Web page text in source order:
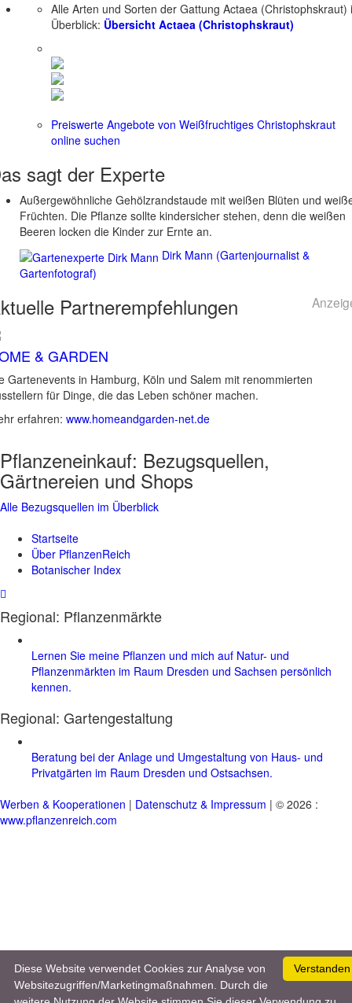
Alle Arten und Sorten der Gattung Actaea (Christophskraut)
Überblick: Übersicht Actaea (Christophskraut)
Preiswerte Angebote von Weißfruchtiges Christophskraut
online suchen
sagt der Experte
Außergewöhnliche Gehölzrandstaude mit weißen Blüten und
Früchten. Die Pflanze sollte kindersicher stehen, denn die weißen
Beeren locken die Kinder zur Ernte an.
Dirk Mann (Gartenjournalist &
Gartenfotograf)
Partnerempfehlungen
& GARDEN
Gartenevents in Hamburg, Köln und Salem mit renommierten
für Dinge, die das Leben schöner machen.
erfahren: www.homeandgarden-net.de
Pflanzeneinkauf: Bezugsquellen,
Gärtnereien und Shops
Alle Bezugsquellen im Überblick
Startseite
Über PflanzenReich
Botanischer Index
Regional: Pflanzenmärkte
Lernen Sie meine Pflanzen und mich auf Natur- und
Pflanzenmärkten im Raum Dresden und Sachsen persönlich
kennen.
Regional: Gartengestaltung
Beratung bei der Anlage und Umgestaltung von Haus- und
Privatgärten im Raum Dresden und Ostsachsen.
Werben & Kooperationen | Datenschutz & Impressum | © 2026 :
www.pflanzenreich.com
Verstanden
Diese Website verwendet Cookies zur Analyse von
Websitezugriffen/Marketingmaßnahmen. Durch die